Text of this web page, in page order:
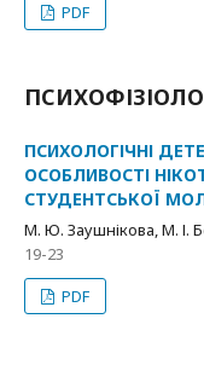
PDF
ПСИХОЛОГІЧНІ
ОСОБЛИВОСТІ
СТУДЕНТСЬКОЇ
М. Ю. Заушнікова, М. І.
19-23
PDF